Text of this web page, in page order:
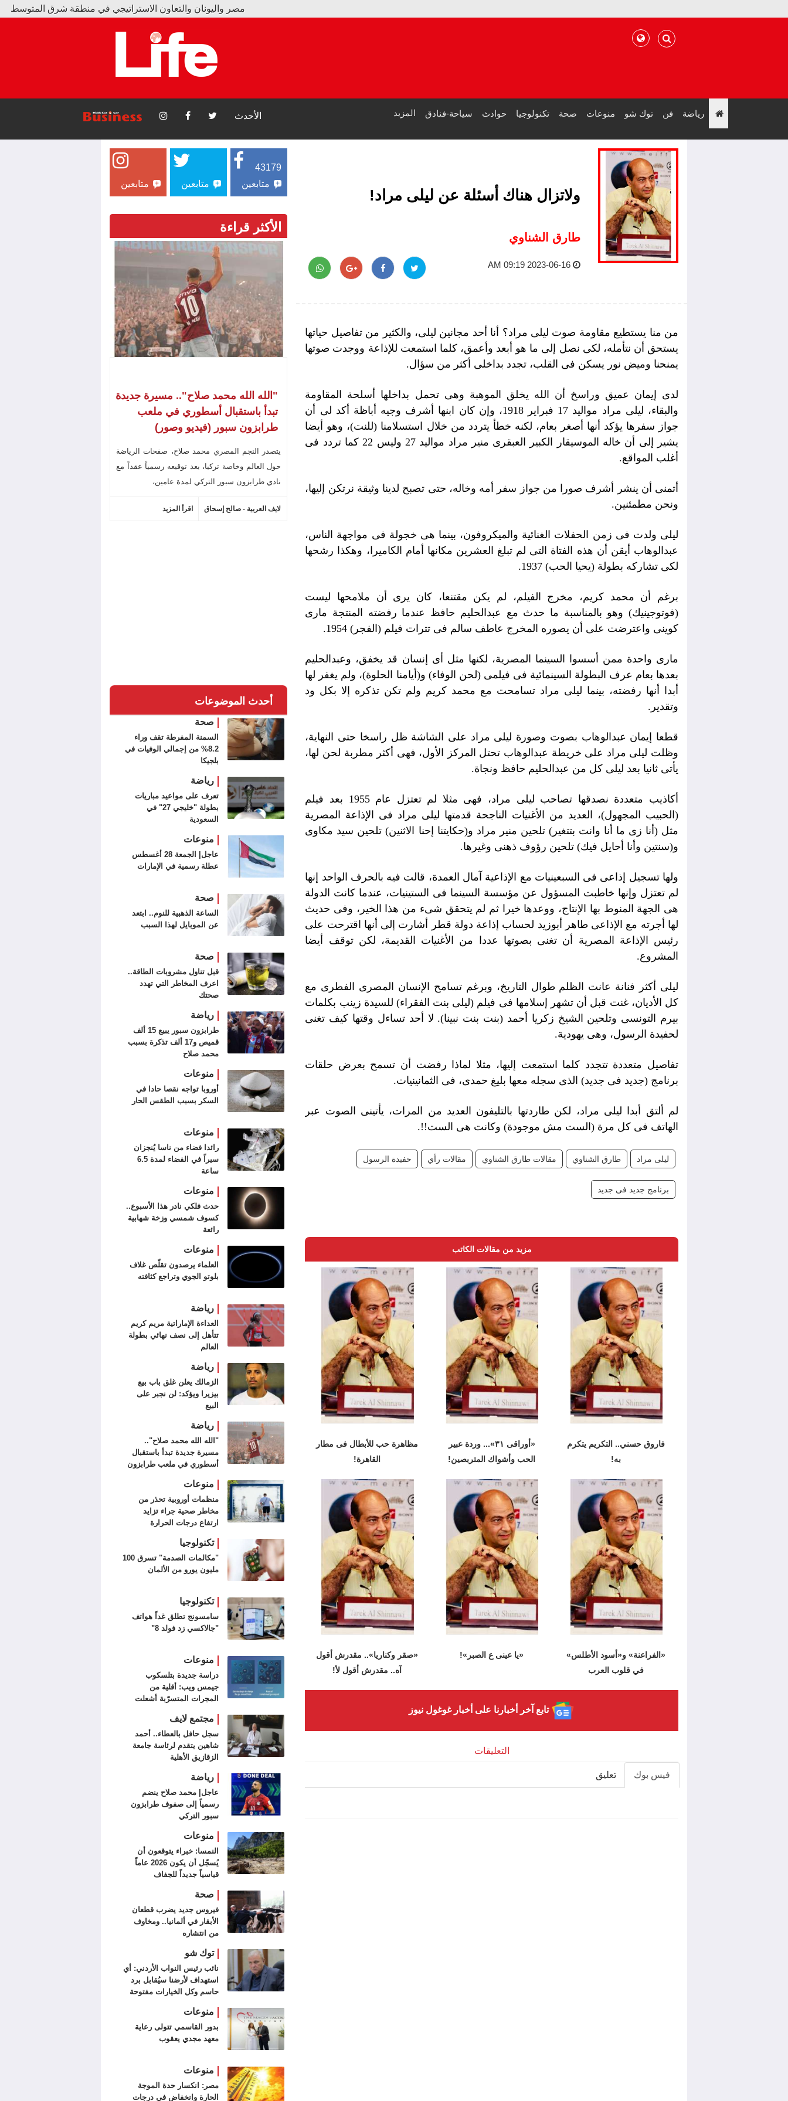
مصر واليونان والتعاون الاستراتيجي في منطقة شرق المتوسط
رياضة فن توك شو منوعات صحة تكنولوجيا حوادث سياحة-فنادق المزيد الأحدث
ولاتزال هناك أسئلة عن ليلى مراد!
طارق الشناوي
2023-06-16 09:19 AM
من منا يستطيع مقاومة صوت ليلى مراد؟ أنا أحد مجانين ليلى، والكثير من تفاصيل حياتها
يستحق أن نتأمله، لكى نصل إلى ما هو أبعد وأعمق، كلما استمعت للإذاعة ووجدت صوتها
يمنحنا وميض نور يسكن فى القلب، تجدد بداخلى أكثر من سؤال.
لدى إيمان عميق وراسخ أن الله يخلق الموهبة وهى تحمل بداخلها أسلحة المقاومة
والبقاء، ليلى مراد مواليد 17 فبراير 1918، وإن كان ابنها أشرف وجيه أباظة أكد لى أن
جواز سفرها يؤكد أنها أصغر بعام، لكنه خطأ يتردد من خلال استسلامنا (للنت)، وهو أيضا
يشير إلى أن خاله الموسيقار الكبير العبقرى منير مراد مواليد 27 وليس 22 كما تردد فى
أغلب المواقع.
أتمنى أن ينشر أشرف صورا من جواز سفر أمه وخاله، حتى تصبح لدينا وثيقة نرتكن إليها،
ونحن مطمئنين.
ليلى ولدت فى زمن الحفلات الغنائية والميكروفون، بينما هى خجولة فى مواجهة الناس،
عبدالوهاب أيقن أن هذه الفتاة التى لم تبلغ العشرين مكانها أمام الكاميرا، وهكذا رشحها
لكى تشاركه بطولة (يحيا الحب) 1937.
برغم أن محمد كريم، مخرج الفيلم، لم يكن مقتنعا، كان يرى أن ملامحها ليست
(فوتوجينيك) وهو بالمناسبة ما حدث مع عبدالحليم حافظ عندما رفضته المنتجة مارى
كوينى واعترضت على أن يصوره المخرج عاطف سالم فى تترات فيلم (الفجر) 1954.
مارى واحدة ممن أسسوا السينما المصرية، لكنها مثل أى إنسان قد يخفق، وعبدالحليم
بعدها بعام عرف البطولة السينمائية فى فيلمى (لحن الوفاء) و(أيامنا الحلوة)، ولم يغفر لها
أبدا أنها رفضته، بينما ليلى مراد تسامحت مع محمد كريم ولم تكن تذكره إلا بكل ود
وتقدير.
قطعا إيمان عبدالوهاب بصوت وصورة ليلى مراد على الشاشة ظل راسخا حتى النهاية،
وظلت ليلى مراد على خريطة عبدالوهاب تحتل المركز الأول، فهى أكثر مطربة لحن لها،
يأتى ثانيا بعد ليلى كل من عبدالحليم حافظ ونجاة.
أكاذيب متعددة نصدقها تصاحب ليلى مراد، فهى مثلا لم تعتزل عام 1955 بعد فيلم
(الحبيب المجهول)، العديد من الأغنيات الناجحة قدمتها ليلى مراد فى الإذاعة المصرية
مثل (أنا زى ما أنا وانت بتتغير) تلحين منير مراد و(حكايتنا إحنا الاثنين) تلحين سيد مكاوى
و(سنتين وأنا أحايل فيك) تلحين رؤوف ذهنى وغيرها.
ولها تسجيل إذاعى فى السبعينيات مع الإذاعية آمال العمدة، قالت فيه بالحرف الواحد إنها
لم تعتزل وإنها خاطبت المسؤول عن مؤسسة السينما فى الستينيات، عندما كانت الدولة
هى الجهة المنوط بها الإنتاج، ووعدها خيرا ثم لم يتحقق شىء من هذا الخير، وفى حديث
لها أجرته مع الإذاعى طاهر أبوزيد لحساب إذاعة دولة قطر أشارت إلى أنها اقترحت على
رئيس الإذاعة المصرية أن تغنى بصوتها عددا من الأغنيات القديمة، لكن توقف أيضا
المشروع.
ليلى أكثر فنانة عانت الظلم طوال التاريخ، وبرغم تسامح الإنسان المصرى الفطرى مع
كل الأديان، غنت قبل أن تشهر إسلامها فى فيلم (ليلى بنت الفقراء) للسيدة زينب بكلمات
بيرم التونسى وتلحين الشيخ زكريا أحمد (بنت بنت نبينا). لا أحد تساءل وقتها كيف تغنى
لحفيدة الرسول، وهى يهودية.
تفاصيل متعددة تتجدد كلما استمعت إليها، مثلا لماذا رفضت أن تسمح بعرض حلقات
برنامج (جديد فى جديد) الذى سجله معها بليغ حمدى، فى الثمانينيات.
لم ألتق أبدا ليلى مراد، لكن طاردتها بالتليفون العديد من المرات، يأتينى الصوت عبر
الهاتف فى كل مرة (الست مش موجودة) وكانت هى الست!!.
ليلى مراد طارق الشناوي مقالات طارق الشناوي مقالات رأي حفيدة الرسول
برنامج جديد فى جديد
مزيد من مقالات الكاتب
فاروق حسني.. التكريم يتكرم
به!
«أوراقى ٣١»... وردة عبير
الحب وأشواك المتربصين!
مظاهرة حب للأبطال فى مطار
القاهرة!
«الفراعنة» و«أسود الأطلس»
في قلوب العرب
«يا عينى ع الصبر»!
«صقر وكناريا».. مقدرش أقول
آه.. مقدرش أقول لأ!
تابع آخر أخبارنا على أخبار غوغول نيوز
التعليقات
فيس بوك تعليق
43179
متابعين
متابعين متابعين
الأكثر قراءة
"الله الله محمد صلاح".. مسيرة جديدة
تبدأ باستقبال أسطوري في ملعب
طرابزون سبور (فيديو وصور)
يتصدر النجم المصري محمد صلاح، صفحات الرياضة
حول العالم وخاصة تركيا، بعد توقيعه رسمياً عقداً مع
نادي طرابزون سبور التركي لمدة عامين،
لايف العربية - صالح إسحاق اقرأ المزيد
أحدث الموضوعات
صحة
السمنة المفرطة تقف وراء
8.2% من إجمالي الوفيات في
بلجيكا
رياضة
تعرف على مواعيد مباريات
بطولة "خليجي 27" في
السعودية
منوعات
عاجل| الجمعة 28 أغسطس
عطلة رسمية في الإمارات
صحة
الساعة الذهبية للنوم.. ابتعد
عن الموبايل لهذا السبب
صحة
قبل تناول مشروبات الطاقة..
اعرف المخاطر التي تهدد
صحتك
رياضة
طرابزون سبور يبيع 15 ألف
قميص و17 ألف تذكرة بسبب
محمد صلاح
منوعات
أوروبا تواجه نقصا حادا في
السكر بسبب الطقس الحار
منوعات
رائدا فضاء من ناسا يُنجزان
سيراً في الفضاء لمدة 6.5
ساعة
منوعات
حدث فلكي نادر هذا الأسبوع..
كسوف شمسي وزخة شهابية
رائعة
منوعات
العلماء يرصدون تقلّص غلاف
بلوتو الجوي وتراجع كثافته
رياضة
العداءة الإماراتية مريم كريم
تتأهل إلى نصف نهائي بطولة
العالم
رياضة
الزمالك يعلن غلق باب بيع
بيزيرا ويؤكد: لن نجبر على
البيع
رياضة
"الله الله محمد صلاح"..
مسيرة جديدة تبدأ باستقبال
أسطوري في ملعب طرابزون
منوعات
منظمات أوروبية تحذر من
مخاطر صحية جراء تزايد
ارتفاع درجات الحرارة
تكنولوجيا
"مكالمات الصدمة" تسرق 100
مليون يورو من الألمان
تكنولوجيا
سامسونج تطلق غداً هواتف
"جالاكسي زد فولد 8"
منوعات
دراسة جديدة بتلسكوب
جيمس ويب: أقلية من
المجرات المتسرّبة أشعلت
مجتمع لايف
سجل حافل بالعطاء.. أحمد
شاهين يتقدم لرئاسة جامعة
الزقازيق الأهلية
رياضة
عاجل| محمد صلاح ينضم
رسمياً إلى صفوف طرابزون
سبور التركي
منوعات
النمسا: خبراء يتوقعون أن
يُسجّل أن يكون 2026 عاماً
قياسياً جديداً للجفاف
صحة
فيروس جديد يضرب قطعان
الأبقار في ألمانيا.. ومخاوف
من انتشاره
توك شو
نائب رئيس النواب الأردني: أي
استهداف لأرضنا سيُقابل برد
حاسم وكل الخيارات مفتوحة
منوعات
بدور القاسمي تتولى رعاية
معهد مجدي يعقوب
منوعات
مصر: انكسار حدة الموجة
الحارة وانخفاض في درجات